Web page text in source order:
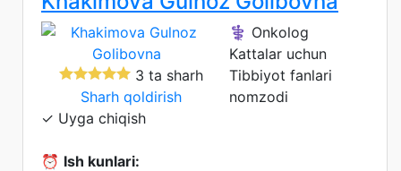
3 ta sharh
Sharh qoldirish
⚕️ Onkolog
Kattalar uchun
Tibbiyot fanlari
nomzodi
✓ Uyga chiqish
⏰ Ish kunlari: